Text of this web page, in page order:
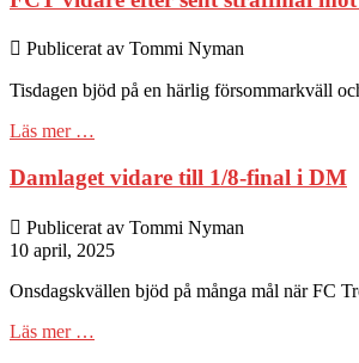
Publicerat av Tommi Nyman
Tisdagen bjöd på en härlig försommarkväll
Läs mer …
Damlaget vidare till 1/8-final i DM
Publicerat av Tommi Nyman
10 april, 2025
Onsdagskvällen bjöd på många mål när FC
Läs mer …